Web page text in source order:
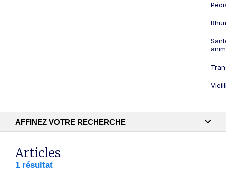
AFFINEZ VOTRE RECHERCHE
Articles
1 résultat